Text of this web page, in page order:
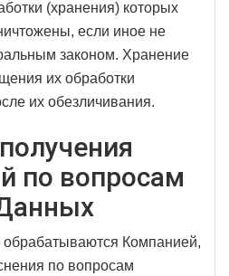
(хранения) которых
если иное не
законом. Хранение
их обработки
их обезличивания.
по вопросам
Компанией,
по вопросам